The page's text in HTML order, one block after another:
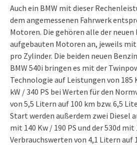
Auch ein BMW mit dieser
dem angemessenen Fahrwerk
Motoren. Die gehören alle der
aufgebauten Motoren an, jeweils
pro Zylinder. Die beiden neuen
BMW 540i bringen es mit der
Technologie auf Leistungen von 185
kW / 340 PS bei Werten für den
von 5,5 Litern auf 100 km bzw. 6,5
Start werden außerdem zwei Diesel
mit 140 Kw / 190 PS und der 530d mit
Verbrauchswerten von 4,1 Litern auf